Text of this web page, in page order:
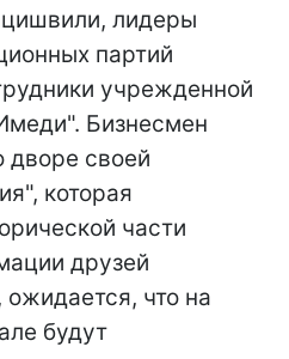
лидеры
партий
учрежденной
Бизнесмен
дворе своей
которая
части
друзей
что на
будут